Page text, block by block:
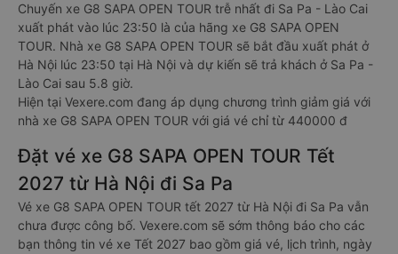
Chuyến xe G8 SAPA OPEN TOUR trễ nhất đi Sa Pa - Lào Cai
xuất phát vào lúc 23:50 là của hãng xe G8 SAPA OPEN
TOUR. Nhà xe G8 SAPA OPEN TOUR sẽ bắt đầu xuất phát ở
Hà Nội lúc 23:50 tại Hà Nội và dự kiến sẽ trả khách ở Sa Pa -
Lào Cai sau 5.8 giờ.
Hiện tại Vexere.com đang áp dụng chương trình giảm giá với
nhà xe G8 SAPA OPEN TOUR với giá vé chỉ từ 440000 đ
Đặt vé xe G8 SAPA OPEN TOUR Tết
2027 từ Hà Nội đi Sa Pa
Vé xe G8 SAPA OPEN TOUR tết 2027 từ Hà Nội đi Sa Pa vẫn
chưa được công bố. Vexere.com sẽ sớm thông báo cho các
bạn thông tin vé xe Tết 2027 bao gồm giá vé, lịch trình, ngày